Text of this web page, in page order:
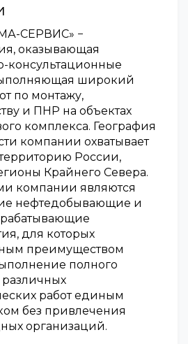
СЕРВИС» −
оказывающая
консультационные
широкий
по монтажу,
и ПНР на объектах
комплекса. География
компании охватывает
России,
Крайнего Севера.
компании являются
нефтедобывающие и
для которых
преимуществом
полного
работ единым
без привлечения
организаций.